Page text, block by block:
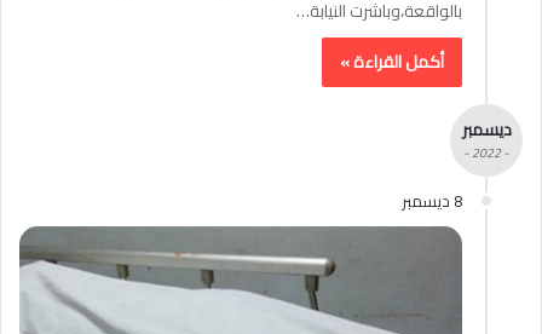
بالواقعة،وباشرت النيابة…
أكمل القراءة »
ديسمبر
- 2022 -
8 ديسمبر